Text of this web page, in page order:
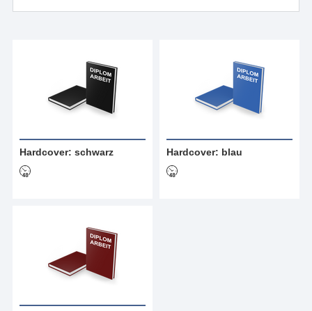
Hardcover: schwarz Hardcover: blau